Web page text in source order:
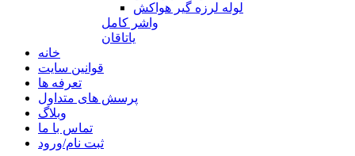
لوله لرزه گیر هواکش
واشر کامل
یاتاقان
خانه
قوانین سایت
تعرفه ها
پرسش های متداول
وبلاگ
تماس با ما
ثبت نام/ورود